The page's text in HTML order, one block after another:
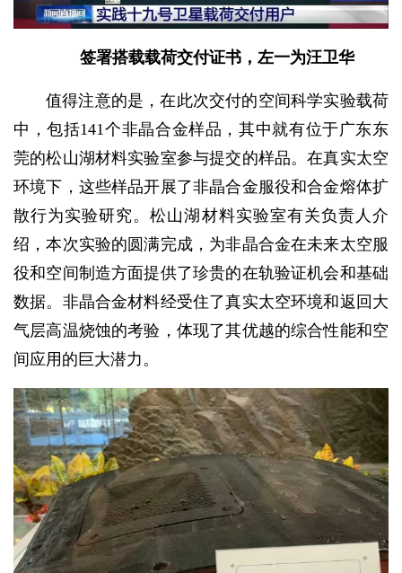
签署搭载载荷交付证书，左一为汪卫华
值得注意的是，在此次交付的空间科学实验载荷
中，包括141个非晶合金样品，其中就有位于广东东
莞的松山湖材料实验室参与提交的样品。在真实太空
环境下，这些样品开展了非晶合金服役和合金熔体扩
散行为实验研究。松山湖材料实验室有关负责人介
绍，本次实验的圆满完成，为非晶合金在未来太空服
役和空间制造方面提供了珍贵的在轨验证机会和基础
数据。非晶合金材料经受住了真实太空环境和返回大
气层高温烧蚀的考验，体现了其优越的综合性能和空
间应用的巨大潜力。